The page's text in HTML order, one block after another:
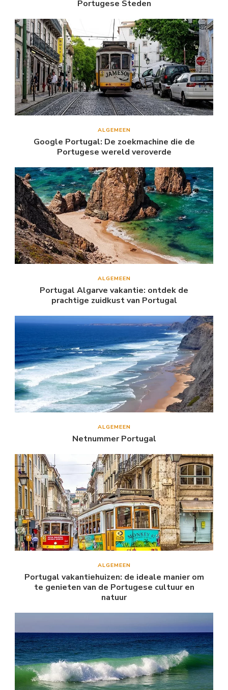
Portugese Steden
ALGEMEEN
Google Portugal: De zoekmachine die de
Portugese wereld veroverde
ALGEMEEN
Portugal Algarve vakantie: ontdek de
prachtige zuidkust van Portugal
ALGEMEEN
Netnummer Portugal
ALGEMEEN
Portugal vakantiehuizen: de ideale manier om
te genieten van de Portugese cultuur en
natuur